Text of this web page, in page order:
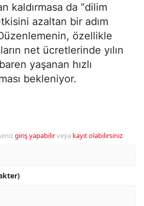
kaldırmasa da “dilim
azaltan bir adım
özellikle
net ücretlerinde yılın
yaşanan hızlı
bekleniyor.
giriş yapabilirveya kayıt olabilirsiniz.